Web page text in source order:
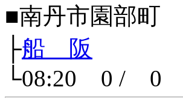
■南丹市園部町
├船 阪
└08:20 0 / 0